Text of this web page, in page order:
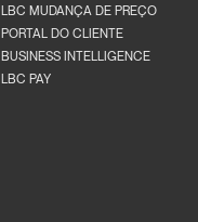
LBC MUDANÇA DE PREÇO
PORTAL DO CLIENTE
BUSINESS INTELLIGENCE
LBC PAY